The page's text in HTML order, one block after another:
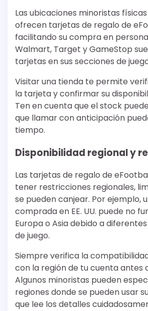
Las ubicaciones minoristas
ofrecen tarjetas de regalo de
facilitando su compra en
Walmart, Target y GameStop
tarjetas en sus secciones de
Visitar una tienda te permite
la tarjeta y confirmar su
Ten en cuenta que el stock
que llamar con anticipación
tiempo.
Disponibilidad regional y
Las tarjetas de regalo de
tener restricciones regionales,
se pueden canjear. Por ejemplo,
comprada en EE. UU. puede no
Europa o Asia debido a
de juego.
Siempre verifica la
con la región de tu cuenta antes
Algunos minoristas pueden
regiones donde se pueden usar
que lee los detalles